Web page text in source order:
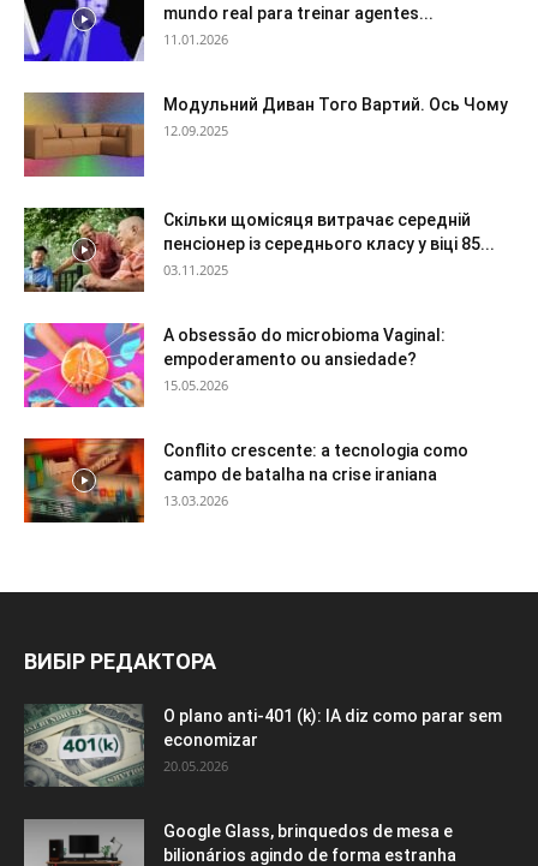
mundo real para treinar agentes...
11.01.2026
Модульний Диван Того Вартий. Ось Чому
12.09.2025
Скільки щомісяця витрачає середній
пенсіонер із середнього класу у віці 85...
03.11.2025
A obsessão do microbioma Vaginal:
empoderamento ou ansiedade?
15.05.2026
Conflito crescente: a tecnologia como
campo de batalha na crise iraniana
13.03.2026
ВИБІР РЕДАКТОРА
O plano anti-401 (k): IA diz como parar sem
economizar
20.05.2026
Google Glass, brinquedos de mesa e
bilionários agindo de forma estranha